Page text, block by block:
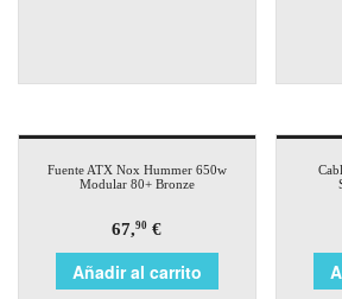
Fuente ATX Nox Hummer 650w
Modular 80+ Bronze
67,90 €
Añadir al carrito